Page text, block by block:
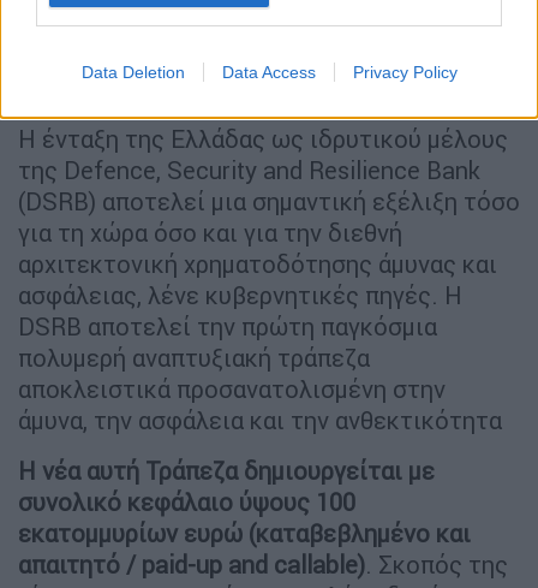
Data Deletion Data Access Privacy Policy
Ιδρυτικό Μέλος της Παγκόσμιας
Ελλάδα
Η ένταξη της Ελλάδας ως ιδρυτικού μέλους
της Defence, Security and Resilience Bank
(DSRB) αποτελεί μια σημαντική εξέλιξη τόσο
για τη χώρα όσο και για την διεθνή
αρχιτεκτονική χρηματοδότησης άμυνας και
ασφάλειας, λένε κυβερνητικές πηγές. Η
DSRB αποτελεί την πρώτη παγκόσμια
πολυμερή αναπτυξιακή τράπεζα
αποκλειστικά προσανατολισμένη στην
άμυνα, την ασφάλεια και την ανθεκτικότητα
Η νέα αυτή Τράπεζα δημιουργείται με
συνολικό κεφάλαιο ύψους 100
εκατομμυρίων ευρώ (καταβεβλημένο και
απαιτητό / paid-up and callable). Σκοπός της